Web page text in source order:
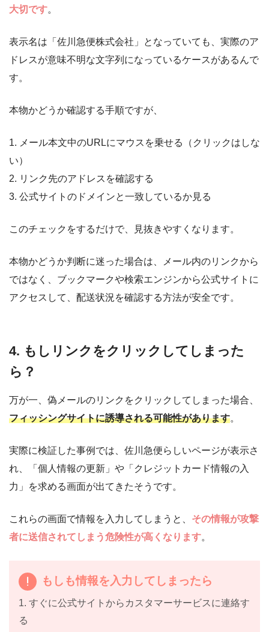
大切です。
表示名は「佐川急便株式会社」となっていても、実際のア
ドレスが意味不明な文字列になっているケースがあるんで
す。
本物かどうか確認する手順ですが、
1. メール本文中のURLにマウスを乗せる（クリックはしな
い）
2. リンク先のアドレスを確認する
3. 公式サイトのドメインと一致しているか見る
このチェックをするだけで、見抜きやすくなります。
本物かどうか判断に迷った場合は、メール内のリンクから
ではなく、ブックマークや検索エンジンから公式サイトに
アクセスして、配送状況を確認する方法が安全です。
4. もしリンクをクリックしてしまった
ら？
万が一、偽メールのリンクをクリックしてしまった場合、
フィッシングサイトに誘導される可能性があります。
実際に検証した事例では、佐川急便らしいページが表示さ
れ、「個人情報の更新」や「クレジットカード情報の入
力」を求める画面が出てきたそうです。
これらの画面で情報を入力してしまうと、 その情報が攻撃
者に送信されてしまう危険性が高くなります。
もしも情報を入力してしまったら
1. すぐに公式サイトからカスタマーサービスに連絡す
る